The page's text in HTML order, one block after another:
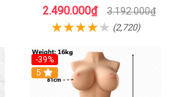
2.490.000₫ 3.192.000₫
(2,720)
-39%
5